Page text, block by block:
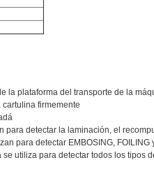
la plataforma del transporte de la
firmemente
detectar la laminación, el
para detectar EMBOSING, FOILING
utiliza para detectar todos los tipos